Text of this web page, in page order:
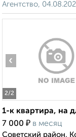
Агентство,
2/2
‹
1-к квартира, на
7 000 ₽ в месяц
Советский район,